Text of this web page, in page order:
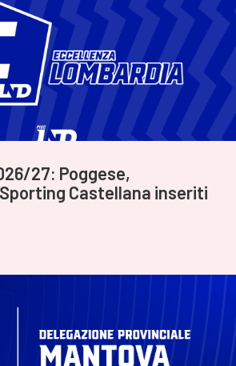
27: Poggese,
Castellana inseriti